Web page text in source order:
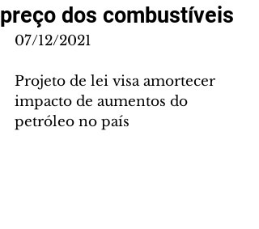
preço dos combustíveis
07/12/2021
Projeto de lei visa amortecer
impacto de aumentos do
petróleo no país